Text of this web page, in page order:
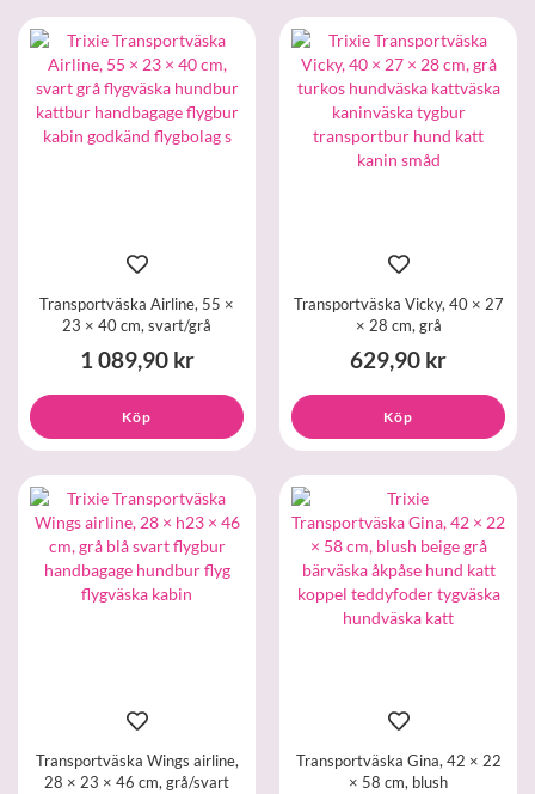
Transportväska Airline, 55 ×
23 × 40 cm, svart/grå
1 089,90 kr
Köp
Transportväska Vicky, 40 × 27
× 28 cm, grå
629,90 kr
Köp
Transportväska Wings airline,
28 × 23 × 46 cm, grå/svart
Transportväska Gina, 42 × 22
× 58 cm, blush